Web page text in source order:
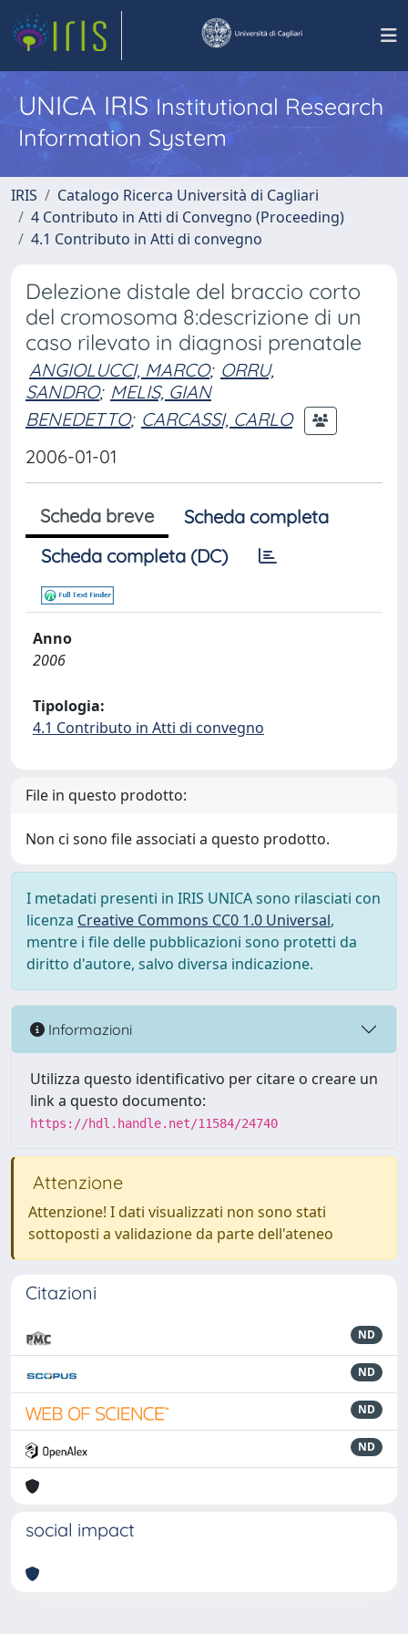
UNICA IRISInstitutional Research
Information System
IRIS
Catalogo Ricerca Università di Cagliari
4 Contributo in Atti di Convegno (Proceeding)
4.1 Contributo in Atti di convegno
Delezione distale del braccio corto
del cromosoma 8:descrizione di un
caso rilevato in diagnosi prenatale
ANGIOLUCCI, MARCO; ORRU,
SANDRO; MELIS, GIAN
BENEDETTO; CARCASSI, CARLO
2006-01-01
Scheda breve
Scheda completa
Scheda completa (DC)
Anno
2006
Tipologia:
4.1 Contributo in Atti di convegno
File in questo prodotto:
Non ci sono file associati a questo prodotto.
I metadati presenti in IRIS UNICA sono rilasciati con
licenza Creative Commons CC0 1.0 Universal,
mentre i file delle pubblicazioni sono protetti da
diritto d'autore, salvo diversa indicazione.
Informazioni
Utilizza questo identificativo per citare o creare un
link a questo documento:
https://hdl.handle.net/11584/24740
Attenzione
Attenzione! I dati visualizzati non sono stati
sottoposti a validazione da parte dell'ateneo
Citazioni
ND
ND
ND
ND
social impact